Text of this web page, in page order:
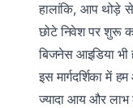
हालांकि, आप थोड़े
छोटे निवेश पर शुरू
बिजनेस आइडिया भी
इस मार्गदर्शिका में
ज्यादा आय और